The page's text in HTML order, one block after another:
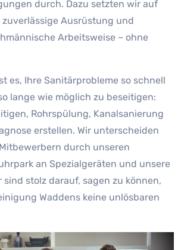
durch. Dazu setzten wir auf
zuverlässige Ausrüstung und
Arbeitsweise – ohne
es, Ihre Sanitärprobleme so schnell
lange wie möglich zu beseitigen:
Rohrspülung, Kanalsanierung
erstellen. Wir unterscheiden
durch unseren
an Spezialgeräten und unsere
sind stolz darauf, sagen zu können,
Waddens keine unlösbaren